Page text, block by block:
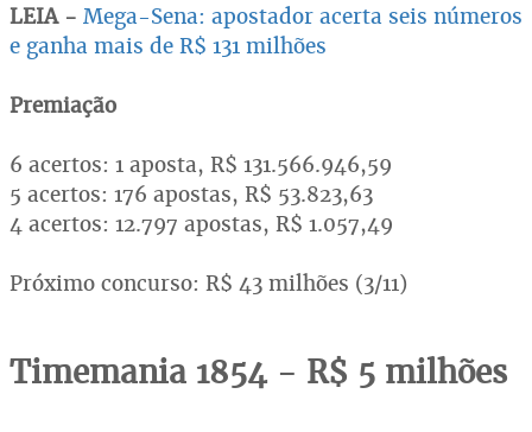
LEIA - Mega-Sena: apostador acerta seis números
e ganha mais de R$ 131 milhões
Premiação
6 acertos: 1 aposta, R$ 131.566.946,59
5 acertos: 176 apostas, R$ 53.823,63
4 acertos: 12.797 apostas, R$ 1.057,49
Próximo concurso: R$ 43 milhões (3/11)
Timemania 1854 - R$ 5 milhões